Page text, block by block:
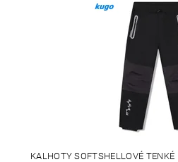
KALHOTY SOFTSHELLOVÉ TENKÉ